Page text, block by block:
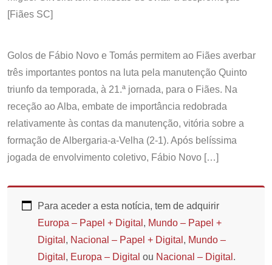
[Fiães SC]
Golos de Fábio Novo e Tomás permitem ao Fiães averbar
três importantes pontos na luta pela manutenção Quinto
triunfo da temporada, à 21.ª jornada, para o Fiães. Na
receção ao Alba, embate de importância redobrada
relativamente às contas da manutenção, vitória sobre a
formação de Albergaria-a-Velha (2-1). Após belíssima
jogada de envolvimento coletivo, Fábio Novo […]
Para aceder a esta notícia, tem de adquirir
Europa – Papel + Digital , Mundo – Papel +
Digital , Nacional – Papel + Digital , Mundo –
Digital , Europa – Digital ou Nacional – Digital .